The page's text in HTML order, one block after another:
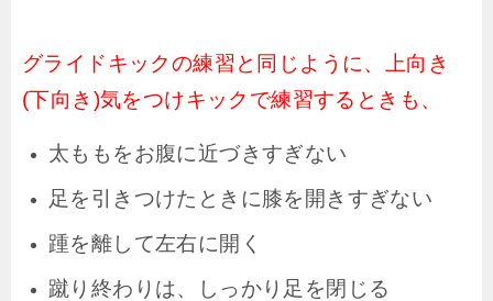
グライドキックの練習と同じように、上向き
(下向き)気をつけキックで練習するときも、
太ももをお腹に近づきすぎない
足を引きつけたときに膝を開きすぎない
踵を離して左右に開く
蹴り終わりは、しっかり足を閉じる